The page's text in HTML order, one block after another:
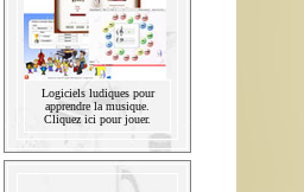
Logiciels ludiques pour
apprendre la musique.
Cliquez ici pour jouer.